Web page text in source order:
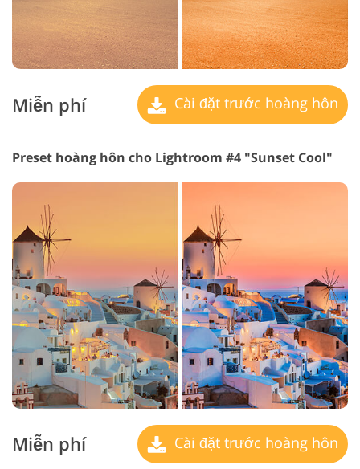
Miễn phí Cài đặt trước hoàng hôn
Preset hoàng hôn cho Lightroom #4 "Sunset Cool"
Miễn phí Cài đặt trước hoàng hôn